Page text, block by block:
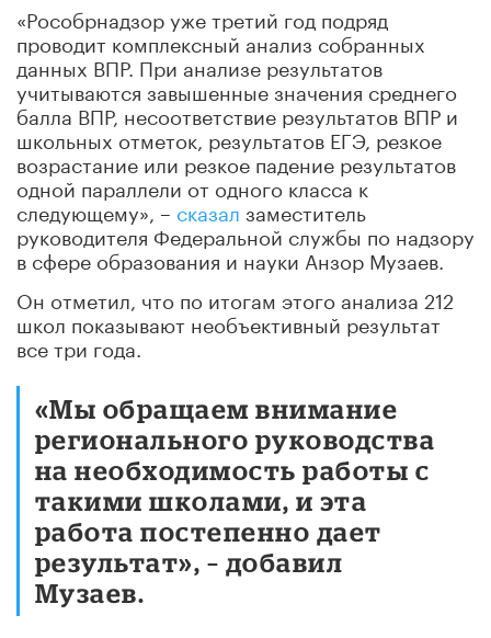
«Рособрнадзор уже третий год подряд
проводит комплексный анализ собранных
данных ВПР. При анализе результатов
учитываются завышенные значения среднего
балла ВПР, несоответствие результатов ВПР и
школьных отметок, результатов ЕГЭ, резкое
возрастание или резкое падение результатов
одной параллели от одного класса к
следующему», – сказал заместитель
руководителя Федеральной службы по надзору
в сфере образования и науки Анзор Музаев.
Он отметил, что по итогам этого анализа 212
школ показывают необъективный результат
все три года.
«Мы обращаем внимание
регионального руководства
на необходимость работы с
такими школами, и эта
работа постепенно дает
результат», – добавил
Музаев.